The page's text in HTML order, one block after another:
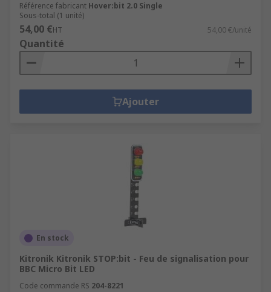
Référence fabricant Hover:bit 2.0 Single
Sous-total (1 unité)
54,00 €HT 54,00 €/unité
Quantité
Ajouter
En stock
Kitronik Kitronik STOP:bit - Feu de signalisation pour
BBC Micro Bit LED
Code commande RS 204-8221